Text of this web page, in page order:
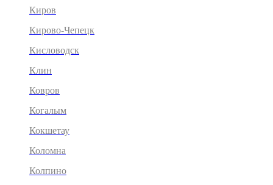
Киров
Кирово-Чепецк
Кисловодск
Клин
Ковров
Когалым
Кокшетау
Коломна
Колпино